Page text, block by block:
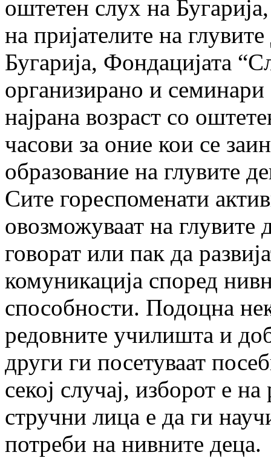
оштетен слух на
на пријателите на
Бугарија, Фондацијата
организирано и
најрана возраст со
часови за оние кои се
образование на глувите
Сите гореспоменати
овозможуваат на глувите
говорат или пак да
комуникација според
способности. Подоцна
редовните училишта и
други ги посетуваат
секој случај, изборот е
стручни лица е да ги
потреби на нивните деца.